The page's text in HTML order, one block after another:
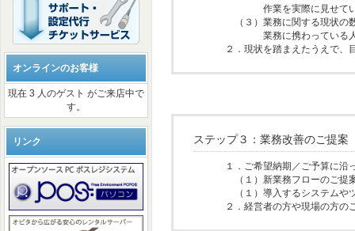
オンラインのお客様
現在 3 人のゲスト がご来店中で
す。
リンク
作業を実際に見せてい
（３）業務に関する現状の
業務に携わっている人数
２．現状を踏まえたうえで、
ステップ３：業務改善のご提案
１．ご希望納期／ご予算に沿
（１）新業務フローのご提
（１）導入するシステムや
２．経営者の方や現場の方の